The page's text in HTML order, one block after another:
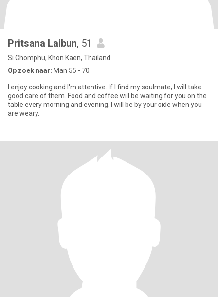
Pritsana Laibun, 51
Si Chomphu, Khon Kaen, Thailand
Op zoek naar: Man 55 - 70
I enjoy cooking and I'm attentive. If I find my soulmate, I will take
good care of them. Food and coffee will be waiting for you on the
table every morning and evening. I will be by your side when you
are weary.